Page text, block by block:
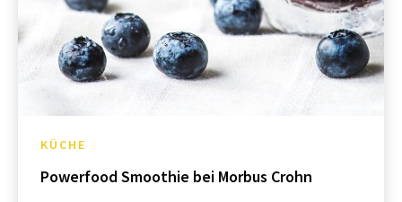
KÜCHE
Powerfood Smoothie bei Morbus Crohn